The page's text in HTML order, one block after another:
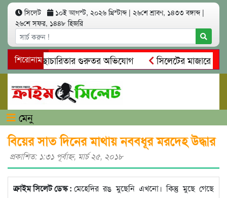
সিলেট ১০ই আগস্ট, ২০২৬ খ্রিস্টাব্দ | ২৬শে শ্রাবণ, ১৪৩৩ বঙ্গাব্দ |
২৬শে সফর, ১৪৪৮ হিজরি
শিরোনাম
ও স্বেচ্ছাচারিতার গুরুতর অভিযোগ
সিলেটের মাজারে
সন্ধান, দলিল ফাঁস
গোয়াইনঘাটে প্রেমের ফাঁদে তরুণী পাচার:
মেনু
বিয়ের সাত দিনের মাথায় নববধূর মরদেহ উদ্ধার
প্রকাশিত: ১:৩১ পূর্বাহ্ণ, মার্চ ২৫, ২০১৮
ক্রাইম সিলেট ডেস্ক : মেহেদির রঙ মুছেনি এখনো। কিন্তু মুছে গেছে